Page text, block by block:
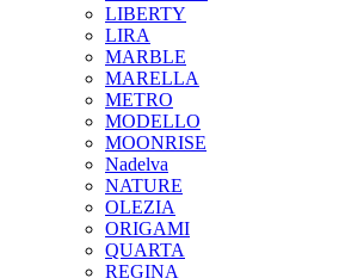
LIBERTY
LIRA
MARBLE
MARELLA
METRO
MODELLO
MOONRISE
Nadelva
NATURE
OLEZIA
ORIGAMI
QUARTA
REGINA